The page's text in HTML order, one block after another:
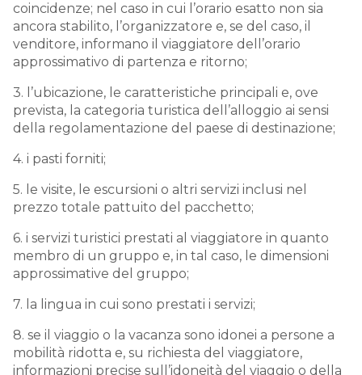
coincidenze; nel caso in cui l’orario esatto non sia
ancora stabilito, l’organizzatore e, se del caso, il
venditore, informano il viaggiatore dell’orario
approssimativo di partenza e ritorno;
3. l’ubicazione, le caratteristiche principali e, ove
prevista, la categoria turistica dell’alloggio ai sensi
della regolamentazione del paese di destinazione;
4. i pasti forniti;
5. le visite, le escursioni o altri servizi inclusi nel
prezzo totale pattuito del pacchetto;
6. i servizi turistici prestati al viaggiatore in quanto
membro di un gruppo e, in tal caso, le dimensioni
approssimative del gruppo;
7. la lingua in cui sono prestati i servizi;
8. se il viaggio o la vacanza sono idonei a persone a
mobilità ridotta e, su richiesta del viaggiatore,
informazioni precise sull’idoneità del viaggio o della